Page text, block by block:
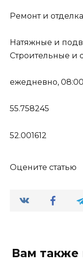
Ремонт и
Натяжные и
Строительные и
ежедневно,
55.758245
52.001612
Оцените статью
Вам также